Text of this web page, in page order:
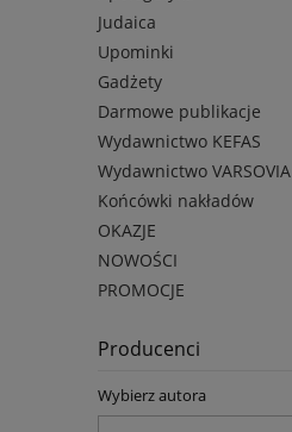
Judaica
Upominki
Gadżety
Darmowe publikacje
Wydawnictwo KEFAS
Wydawnictwo VARSOVIA
Końcówki nakładów
OKAZJE
NOWOŚCI
PROMOCJE
Producenci
Wybierz autora